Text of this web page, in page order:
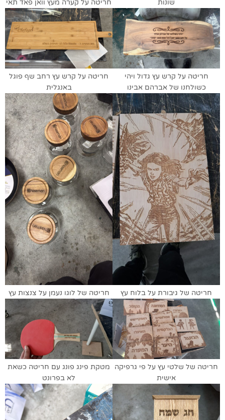
שונות חריטה על קערה מעץ וואן פאד תאי
חריטה על קרש עץ גדול ויהי
כשולחנו של אברהם אבינו
חריטה על קרש עץ רחב שף פוגל
באנגלית
חריטה של גיבורת על בלוח עץ חריטה של לוגו נעמן על צנצות עץ
חריטה של שלטי עץ על פי גרפיקה
אישית
מטקת פינג פונג עם חריטה כשאת
לא בפרונט